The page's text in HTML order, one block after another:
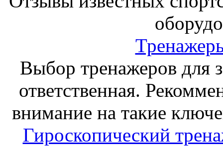
Выбор тренажеров для
ответственная.
внимание на такие
Гироскопический